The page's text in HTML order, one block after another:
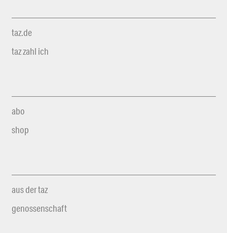
taz.de
taz zahl ich
abo
shop
aus der taz
genossenschaft